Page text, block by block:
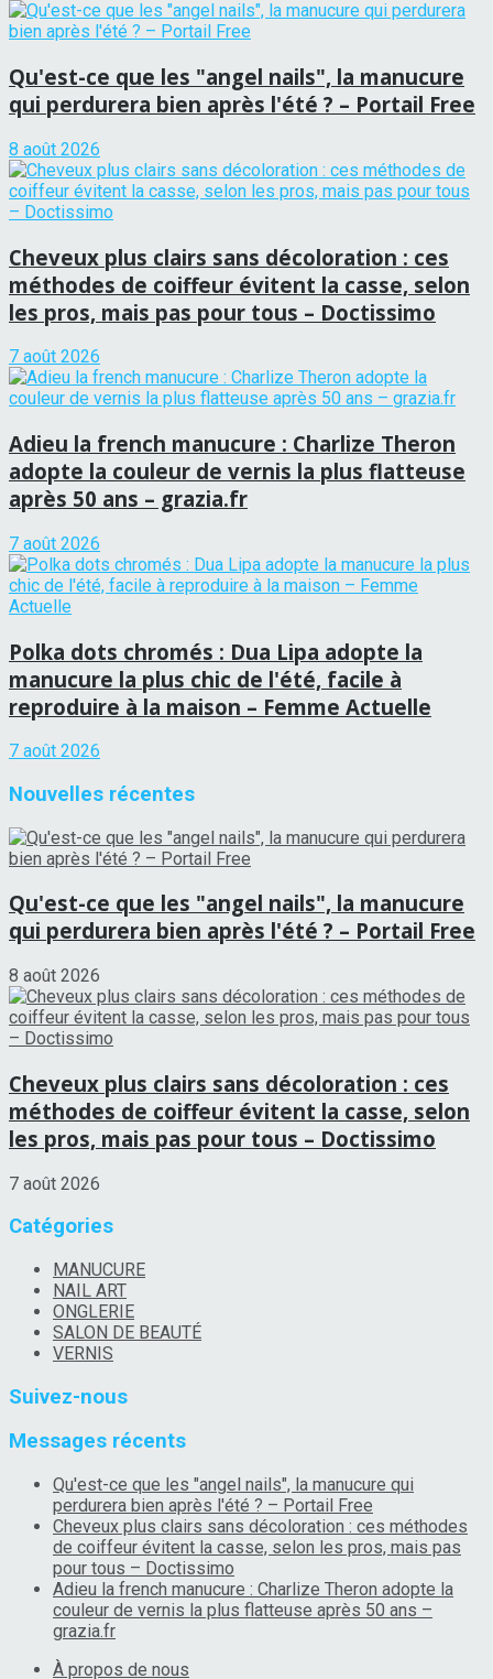
Qu'est-ce que les "angel nails", la manucure
qui perdurera bien après l'été ? – Portail Free
8 août 2026
Cheveux plus clairs sans décoloration : ces
méthodes de coiffeur évitent la casse, selon
les pros, mais pas pour tous – Doctissimo
7 août 2026
Adieu la french manucure : Charlize Theron
adopte la couleur de vernis la plus flatteuse
après 50 ans – grazia.fr
7 août 2026
Polka dots chromés : Dua Lipa adopte la
manucure la plus chic de l'été, facile à
reproduire à la maison – Femme Actuelle
7 août 2026
Nouvelles récentes
Qu'est-ce que les "angel nails", la manucure
qui perdurera bien après l'été ? – Portail Free
8 août 2026
Cheveux plus clairs sans décoloration : ces
méthodes de coiffeur évitent la casse, selon
les pros, mais pas pour tous – Doctissimo
7 août 2026
Catégories
MANUCURE
NAIL ART
ONGLERIE
SALON DE BEAUTÉ
VERNIS
Suivez-nous
Messages récents
Qu'est-ce que les "angel nails", la manucure qui
perdurera bien après l'été ? – Portail Free
Cheveux plus clairs sans décoloration : ces méthodes
de coiffeur évitent la casse, selon les pros, mais pas
pour tous – Doctissimo
Adieu la french manucure : Charlize Theron adopte la
couleur de vernis la plus flatteuse après 50 ans –
grazia.fr
À propos de nous